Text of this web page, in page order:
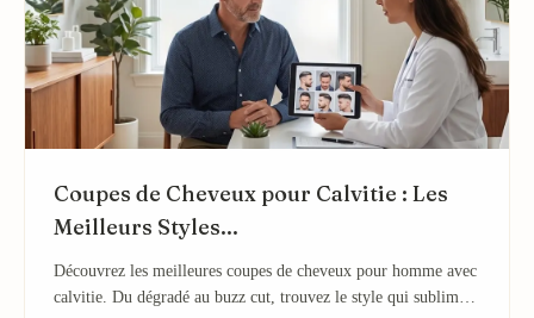
Coupes de Cheveux pour Calvitie : Les
Meilleurs Styles...
Découvrez les meilleures coupes de cheveux pour homme avec
calvitie. Du dégradé au buzz cut, trouvez le style qui sublime